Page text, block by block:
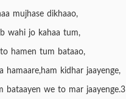
mujhase dikhaao,
wahi jo kahaa tum,
hamen tum bataao,
hamaare,ham kidhar jaayenge,
bataayen we to mar jaayenge.3